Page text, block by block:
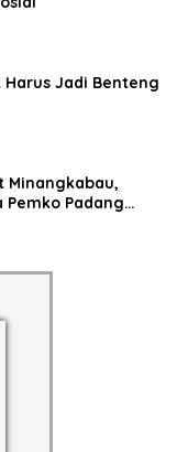
Harus Jadi Benteng
Minangkabau,
Pemko Padang